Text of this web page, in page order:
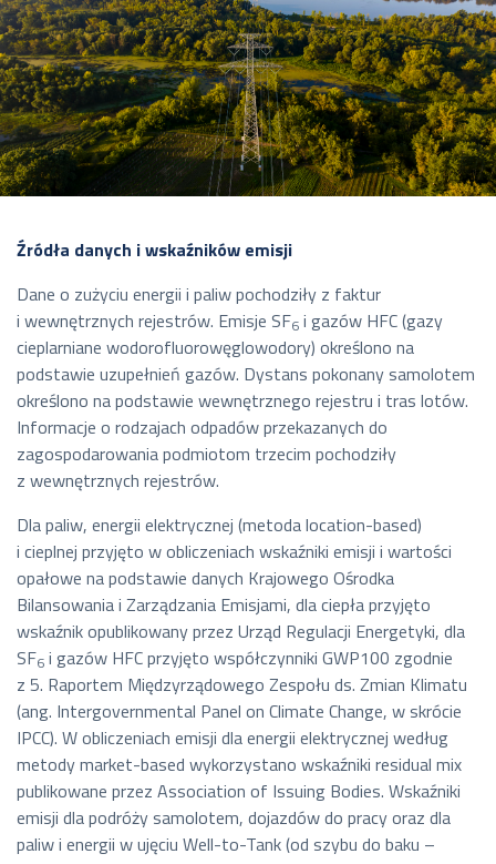
Źródła danych i wskaźników emisji
Dane o zużyciu energii i paliw pochodziły z faktur
i wewnętrznych rejestrów. Emisje SF6 i gazów HFC (gazy
cieplarniane wodorofluorowęglowodory) określono na
podstawie uzupełnień gazów. Dystans pokonany samolotem
określono na podstawie wewnętrznego rejestru i tras lotów.
Informacje o rodzajach odpadów przekazanych do
zagospodarowania podmiotom trzecim pochodziły
z wewnętrznych rejestrów.
Dla paliw, energii elektrycznej (metodalocation-based)
i cieplnej przyjęto w obliczeniach wskaźniki emisji i wartości
opałowe na podstawie danych Krajowego Ośrodka
Bilansowania i Zarządzania Emisjami, dla ciepła przyjęto
wskaźnik opublikowany przez Urząd Regulacji Energetyki, dla
SF6 i gazów HFC przyjęto współczynniki GWP100 zgodnie
z 5. Raportem Międzyrządowego Zespołu ds. Zmian Klimatu
(ang. Intergovernmental Panel on Climate Change, w skrócie
IPCC). W obliczeniach emisji dla energii elektrycznej według
metodymarket-based wykorzystano wskaźniki residual mix
publikowane przez Association of Issuing Bodies. Wskaźniki
emisji dla podróży samolotem, dojazdów do pracy oraz dla
paliw i energii w ujęciu Well-to-Tank (od szybu do baku –